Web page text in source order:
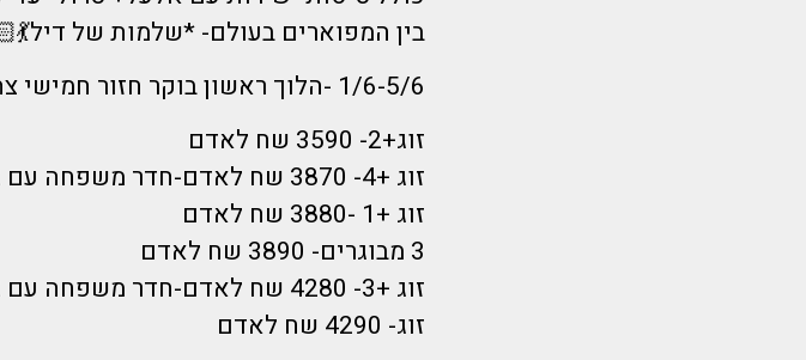
בין המפוארים בעולם- *שלמות של
1/6-5/6 -הלוך ראשון בוקר חזור חמישי צהריים- 4 לילות !
זוג+2- 3590 שח לאדם
זוג +4- 3870 שח לאדם-חדר משפחה עם 2 חדרי שינה
זוג +1 -3880 שח לאדם
3 מבוגרים- 3890 שח לאדם
זוג +3- 4280 שח לאדם-חדר משפחה עם 2 חדרי שינה
זוג- 4290 שח לאדם